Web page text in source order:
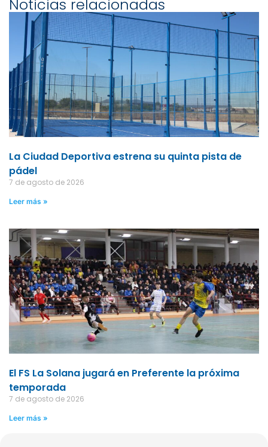
Noticias relacionadas
La Ciudad Deportiva estrena su quinta pista de
pádel
7 de agosto de 2026
Leer más »
El FS La Solana jugará en Preferente la próxima
temporada
7 de agosto de 2026
Leer más »